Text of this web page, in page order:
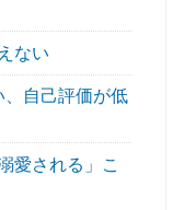
ない
自己評価が低
愛される」こ